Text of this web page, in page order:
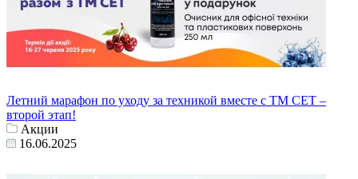
Летний марафон по уходу за техникой вместе с ТМ СЕТ –
второй этап!
Акции
16.06.2025